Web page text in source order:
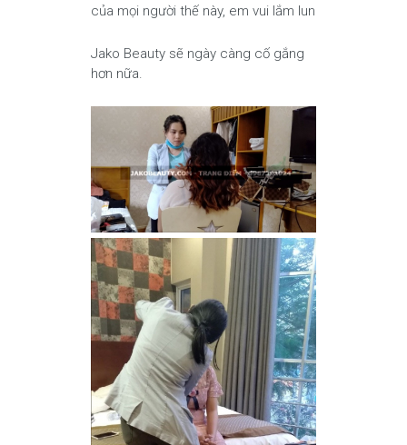
của mọi người thế này, em vui lắm lun
Jako Beauty sẽ ngày càng cố gắng
hơn nữa.